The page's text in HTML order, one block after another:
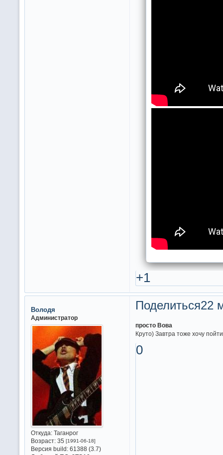
+1
Поделиться22
Володя
Администратор
Откуда:Таганрог
Возраст:35 [1991-06-18]
Версия build:61388 (3.7)
просто Вова
Круто) Завтра тоже хочу
0